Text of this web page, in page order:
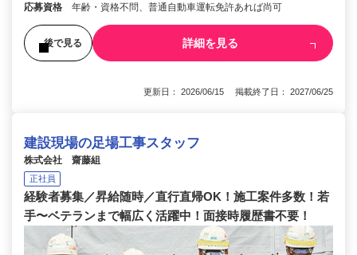
応募資格 年齢・資格不問、普通自動車運転免許あれば尚可
後で見る 詳細を見る
更新日： 2026/06/15 掲載終了日： 2027/06/25
建設現場の足場工事スタッフ
株式会社 齋藤組
正社員
経験者募集／昇給随時／直行直帰OK！施工案件多数！若
手〜ベテランまで幅広く活躍中！面接時履歴書不要！